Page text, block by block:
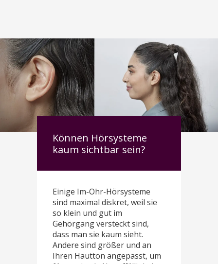
Können Hörsysteme
kaum sichtbar sein?
Einige Im-Ohr-Hörsysteme
sind maximal diskret, weil sie
so klein und gut im
Gehörgang versteckt sind,
dass man sie kaum sieht.
Andere sind größer und an
Ihren Hautton angepasst, um